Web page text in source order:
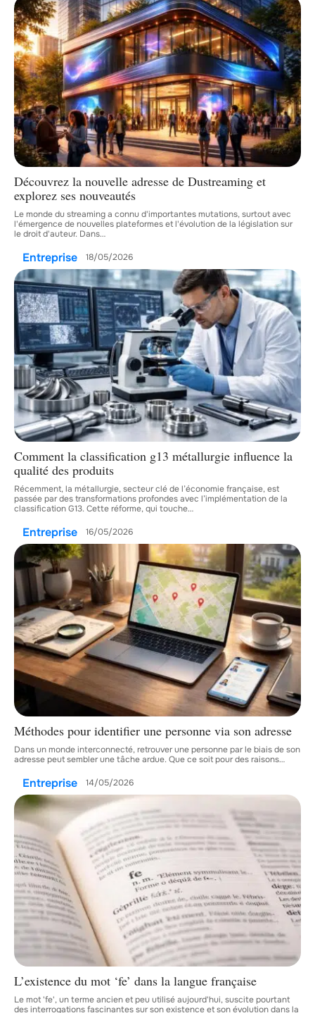
Découvrez la nouvelle adresse de Dustreaming et
explorez ses nouveautés
Le monde du streaming a connu d'importantes mutations, surtout avec
l'émergence de nouvelles plateformes et l'évolution de la législation sur
le droit d'auteur. Dans…
Entreprise 18/05/2026
Comment la classification g13 métallurgie influence la
qualité des produits
Récemment, la métallurgie, secteur clé de l’économie française, est
passée par des transformations profondes avec l’implémentation de la
classification G13. Cette réforme, qui touche…
Entreprise 16/05/2026
Méthodes pour identifier une personne via son adresse
Dans un monde interconnecté, retrouver une personne par le biais de son
adresse peut sembler une tâche ardue. Que ce soit pour des raisons…
Entreprise 14/05/2026
L’existence du mot ‘fe’ dans la langue française
Le mot 'fe', un terme ancien et peu utilisé aujourd'hui, suscite pourtant
des interrogations fascinantes sur son existence et son évolution dans la